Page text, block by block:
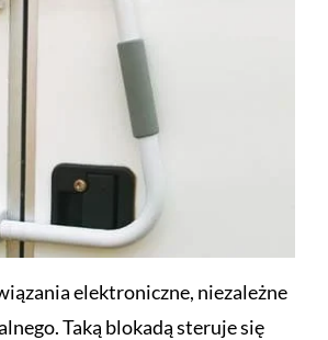
elektroniczne, niezależne
Taką blokadą steruje się